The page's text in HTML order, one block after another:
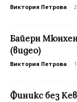
Виктория Петрова -
Байерн
(видео)
Виктория Петрова -
Финикс без